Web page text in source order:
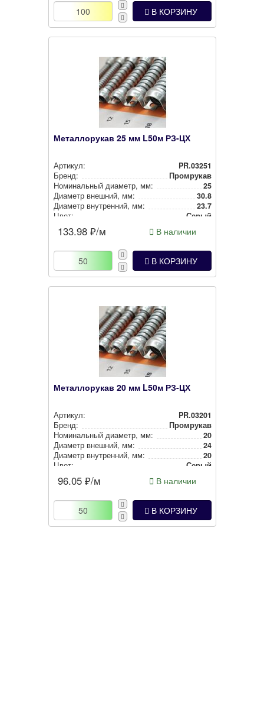
В КОРЗИНУ
Металлорукав 25 мм L50м РЗ-ЦХ
Артикул:
PR.03251
Бренд:
Промрукав
Номи­наль­ный диаметр, мм:
25
Диаметр внешний, мм:
30.8
Диаметр внут­рен­ний, мм:
23.7
Цвет:
Серый
133.98 ₽/м В наличии
В КОРЗИНУ
Металлорукав 20 мм L50м РЗ-ЦХ
Артикул:
PR.03201
Бренд:
Промрукав
Номи­наль­ный диаметр, мм:
20
Диаметр внешний, мм:
24
Диаметр внут­рен­ний, мм:
20
Цвет:
Серый
96.05 ₽/м В наличии
В КОРЗИНУ